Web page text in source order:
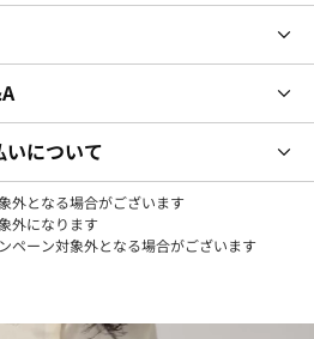
について
外となる場合がございます
外になります
ペーン対象外となる場合がございます